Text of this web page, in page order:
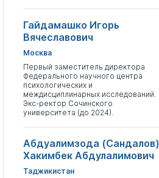
Гайдамашко Игорь
Вячеславович
Москва
Первый заместитель директора
Федерального научного центра
психологических и
междисциплинарных исследований.
Экс-ректор Сочинского
университета (до 2024).
Абдуалимзода (Сандалов)
Хакимбек Абдулалимович
Таджикистан